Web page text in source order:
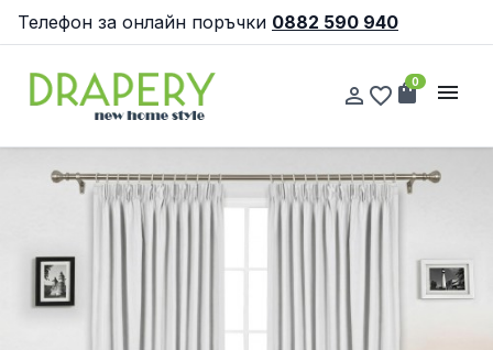
Телефон за онлайн поръчки 0882 590 940
person_outline favorite_border shopping_bag
0 menu